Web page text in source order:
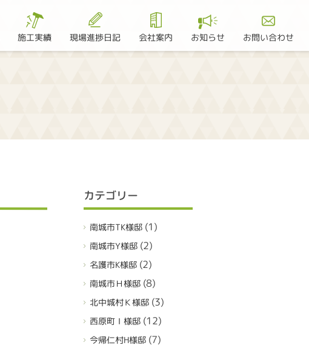
施工実績 現場進捗日記 会社案内 お知らせ お問い合わせ
カテゴリー
南城市TK様邸(1)
南城市Y様邸(2)
名護市K様邸(2)
南城市Ｈ様邸(8)
北中城村Ｋ様邸(3)
西原町Ｉ様邸(12)
今帰仁村H様邸(7)